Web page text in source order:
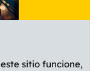
sitio funcione,